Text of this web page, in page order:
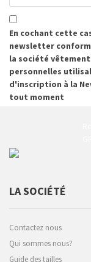
En cochant cette
newsletter
la société
personnelles
d'inscription à la
tout moment
LA SOCIÉTÉ
Contactez nous
Qui sommes nous?
Guide des tailles